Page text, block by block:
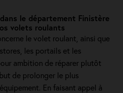
le département Finistère
volets roulants
le volet roulant, ainsi que
les portails et les
ambition de réparer plutôt
de prolonger le plus
En faisant appel à